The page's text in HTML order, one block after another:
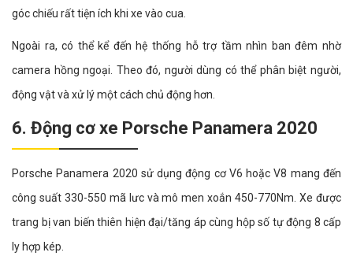
góc chiếu rất tiện ích khi xe vào cua.
Ngoài ra, có thể kể đến hệ thống hỗ trợ tầm nhìn ban đêm nhờ
camera hồng ngoại. Theo đó, người dùng có thể phân biệt người,
động vật và xử lý một cách chủ động hơn.
6. Động cơ xe Porsche Panamera 2020
Porsche Panamera 2020 sử dụng động cơ V6 hoặc V8 mang đến
công suất 330-550 mã lưc và mô men xoắn 450-770Nm. Xe được
trang bị van biến thiên hiện đại/tăng áp cùng hộp số tự động 8 cấp
ly hợp kép.